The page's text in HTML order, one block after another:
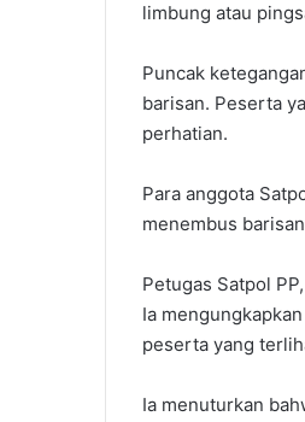
limbung atau
‎Puncak
barisan. Peserta
perhatian.
‎Para anggota
menembus
‎Petugas Satpol
Ia
peserta yang
‎Ia menuturkan